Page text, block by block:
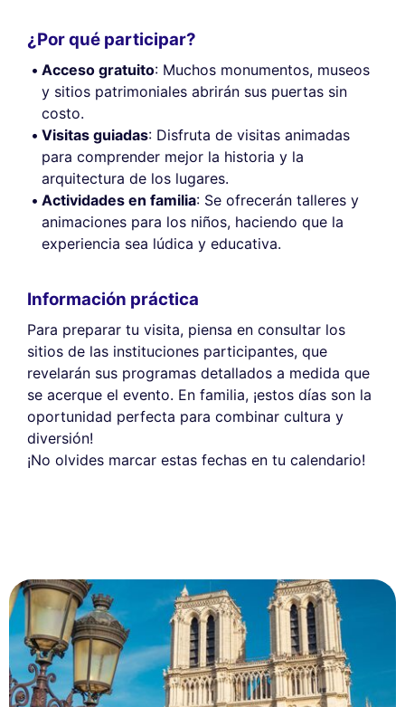
¿Por qué participar?
Acceso gratuito: Muchos monumentos, museos
y sitios patrimoniales abrirán sus puertas sin
costo.
Visitas guiadas: Disfruta de visitas animadas
para comprender mejor la historia y la
arquitectura de los lugares.
Actividades en familia: Se ofrecerán talleres y
animaciones para los niños, haciendo que la
experiencia sea lúdica y educativa.
Información práctica
Para preparar tu visita, piensa en consultar los
sitios de las instituciones participantes, que
revelarán sus programas detallados a medida que
se acerque el evento. En familia, ¡estos días son la
oportunidad perfecta para combinar cultura y
diversión!
¡No olvides marcar estas fechas en tu calendario!